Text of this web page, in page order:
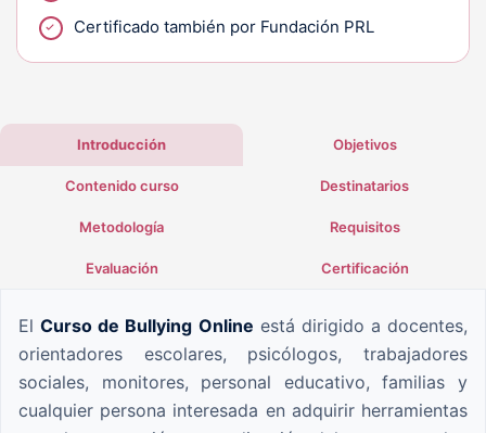
Certificado también por Fundación PRL
Introducción Objetivos
Contenido curso Destinatarios
Metodología Requisitos
Evaluación Certificación
ElCurso de Bullying Online está dirigido a docentes,
orientadores escolares, psicólogos, trabajadores
sociales, monitores, personal educativo, familias y
cualquier persona interesada en adquirir herramientas